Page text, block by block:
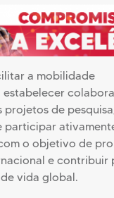
a mobilidade
estabelecer
projetos de
participar
o objetivo de
e contribuir
vida global.